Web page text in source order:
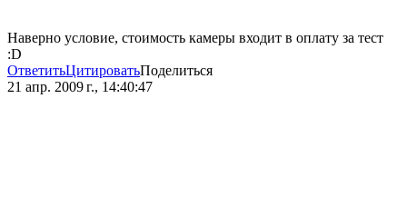
Наверно условие, стоимость камеры входит в оплату за тест
:D
ОтветитьЦитироватьПоделиться
21 апр. 2009 г., 14:40:47